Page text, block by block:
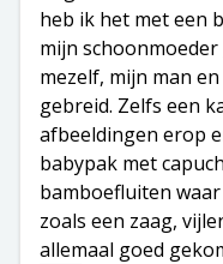
heb ik het met een
mijn
mezelf, mijn man
gebreid. Zelfs een
afbeeldingen erop
babypak met
bamboefluiten
zoals een zaag,
allemaal goed